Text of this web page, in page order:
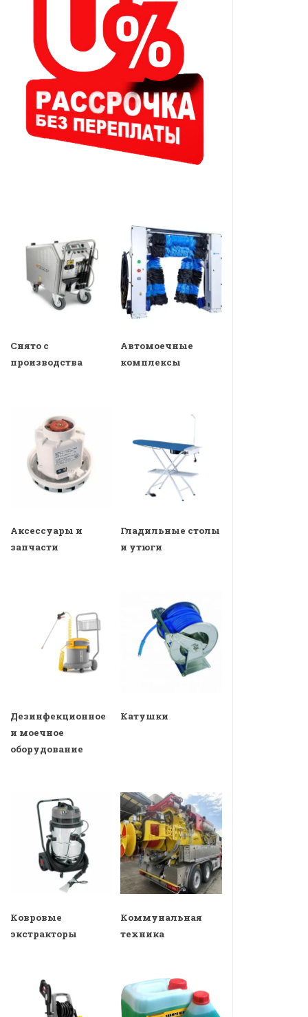
Снято с
производства
Автомоечные
комплексы
Аксессуары и
запчасти
Гладильные столы
и утюги
Дезинфекционное
и моечное
оборудование
Катушки
Ковровые
экстракторы
Коммунальная
техника